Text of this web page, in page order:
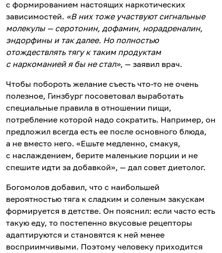
с формированием настоящих наркотических
зависимостей. «В них тоже участвуют сигнальные
молекулы — серотонин, дофамин, норадреналин,
эндорфины и так далее. Но полностью
отождествлять тягу к таким продуктам
с наркоманией я бы не стал», — заявил врач.
Чтобы побороть желание съесть что-то не очень
полезное, Гинзбург посоветовал выработать
специальные правила в отношении пищи,
потребление которой надо сократить. Например, он
предложил всегда есть ее после основного блюда,
а не вместо него. «Ешьте медленно, смакуя,
с наслаждением, берите маленькие порции и не
спешите идти за добавкой», — дал совет диетолог.
Богомолов добавил, что с наибольшей
вероятностью тяга к сладким и соленым закускам
формируется в детстве. Он пояснил: если часто есть
такую еду, то постепенно вкусовые рецепторы
адаптируются и становятся к ней менее
восприимчивыми. Поэтому человеку приходится